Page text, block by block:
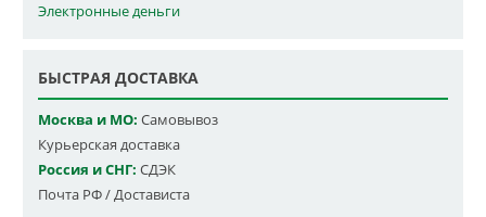
Электронные деньги
БЫСТРАЯ ДОСТАВКА
Москва и МО: Самовывоз
Курьерская доставка
Россия и СНГ: СДЭК
Почта РФ / Достависта